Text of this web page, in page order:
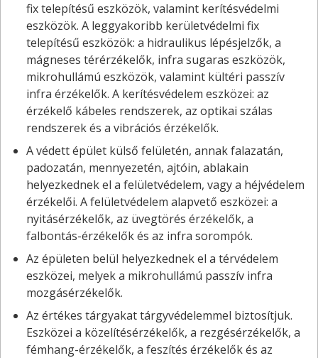
fix telepítésű eszközök, valamint kerítésvédelmi
eszközök. A leggyakoribb kerületvédelmi fix
telepítésű eszközök: a hidraulikus lépésjelzők, a
mágneses térérzékelők, infra sugaras eszközök,
mikrohullámú eszközök, valamint kültéri passzív
infra érzékelők. A kerítésvédelem eszközei: az
érzékelő kábeles rendszerek, az optikai szálas
rendszerek és a vibrációs érzékelők.
A védett épület külső felületén, annak falazatán,
padozatán, mennyezetén, ajtóin, ablakain
helyezkednek el a felületvédelem, vagy a héjvédelem
érzékelői. A felületvédelem alapvető eszközei: a
nyitásérzékelők, az üvegtörés érzékelők, a
falbontás-érzékelők és az infra sorompók.
Az épületen belül helyezkednek el a térvédelem
eszközei, melyek a mikrohullámú passzív infra
mozgásérzékelők.
Az értékes tárgyakat tárgyvédelemmel biztosítjuk.
Eszközei a közelítésérzékelők, a rezgésérzékelők, a
fémhang-érzékelők, a feszítés érzékelők és az